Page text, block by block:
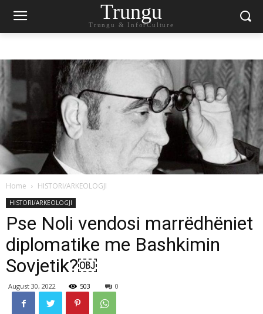
Trungu
Trungu & InforCulture
Home HISTORI/ARKEOLOGJI
HISTORI/ARKEOLOGJI
Pse Noli vendosi marrëdhëniet
diplomatike me Bashkimin
Sovjetik?￼
August 30, 2022 503 0